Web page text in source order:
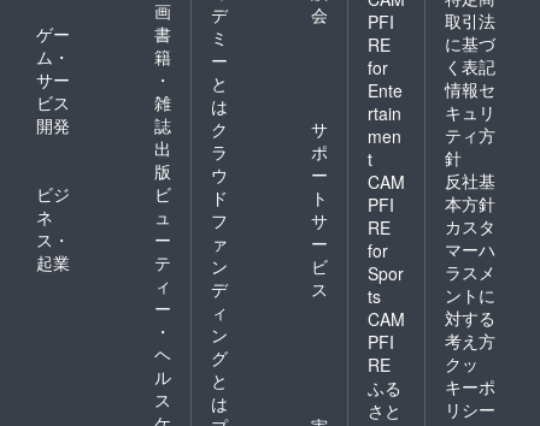
画
ゲー
ム・
サー
ビス
開発
書
籍
・
雑
誌
出
版
ビジ
ネ
ス・
起業
ビ
ュ
ー
テ
ィ
ー
・
ヘ
ル
ス
デ
ミ
ー
と
は
会
ク
ラ
ウ
ド
フ
ァ
ン
デ
ィ
ン
グ
と
は
サ
ポ
ー
ト
サ
ー
ビ
ス
PFI
RE
for
Ente
rtain
men
t
CAM
PFI
RE
for
Spor
ts
CAM
PFI
RE
ふる
さと
取引法
に基づ
く表記
情報セ
キュリ
ティ方
針
反社基
本方針
カスタ
マーハ
ラスメ
ントに
対する
考え方
クッ
キーポ
リシー